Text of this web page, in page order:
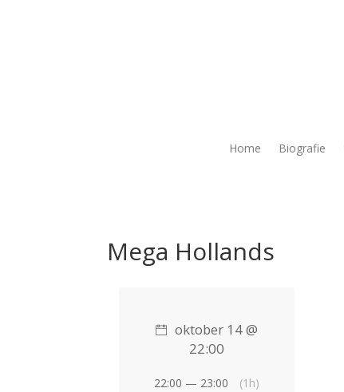
Home Biografie
Mega Hollands
oktober 14 @
22:00
22:00 — 23:00 (1h)